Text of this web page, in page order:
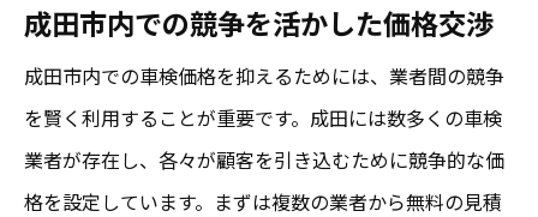
成田市内での競争を活かした価格交渉
成田市内での車検価格を抑えるためには、業者間の競争
を賢く利用することが重要です。成田には数多くの車検
業者が存在し、各々が顧客を引き込むために競争的な価
格を設定しています。まずは複数の業者から無料の見積